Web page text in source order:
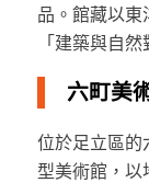
品。館藏以東
「建築與自
六町美
位於足立區的
型美術館，以